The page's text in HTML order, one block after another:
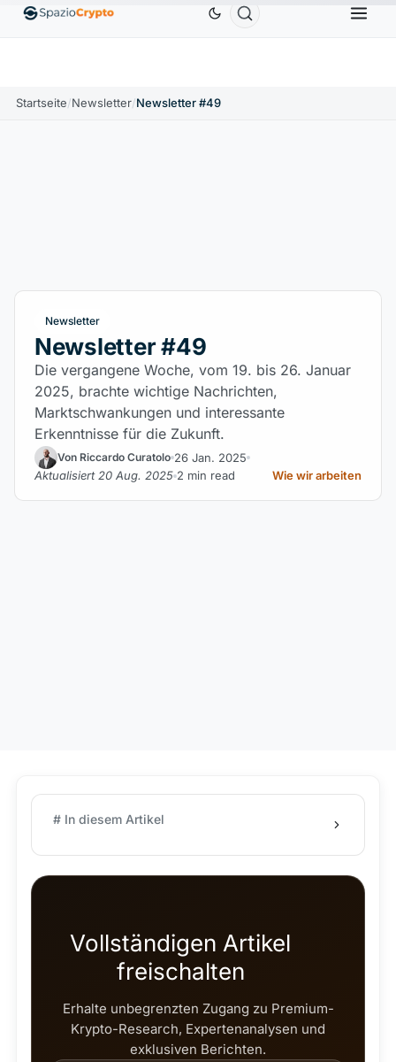
EthereumETH1.880,58 $ Tether USDT0,9991 $ BNBBNB
Startseite/Newsletter/Newsletter #49
Newsletter
Newsletter #49
Die vergangene Woche, vom 19. bis 26. Januar
2025, brachte wichtige Nachrichten,
Marktschwankungen und interessante
Erkenntnisse für die Zukunft.
Von Riccardo Curatolo 26 Jan. 2025
Aktualisiert 20 Aug. 2025 2 min read Wie wir arbeiten
# In diesem Artikel
Vollständigen Artikel
freischalten
Erhalte unbegrenzten Zugang zu Premium-
Krypto-Research, Expertenanalysen und
exklusiven Berichten.